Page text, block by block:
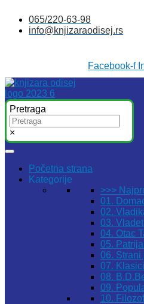
sadržaj
065/220-63-98
info@knjizaraodisej.rs
Facebook-f
Pretraga
×
Početna strana
Kategorije
>>>
01.
02.
03.
04. Otac
05.
06. Strani
07. Klasici
08.
09.
10.